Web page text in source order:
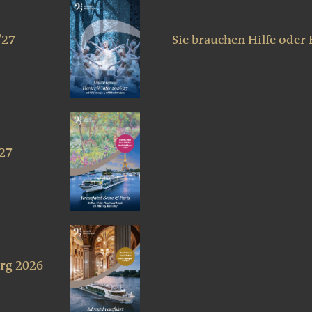
2026
Sie brauchen Hilfe oder